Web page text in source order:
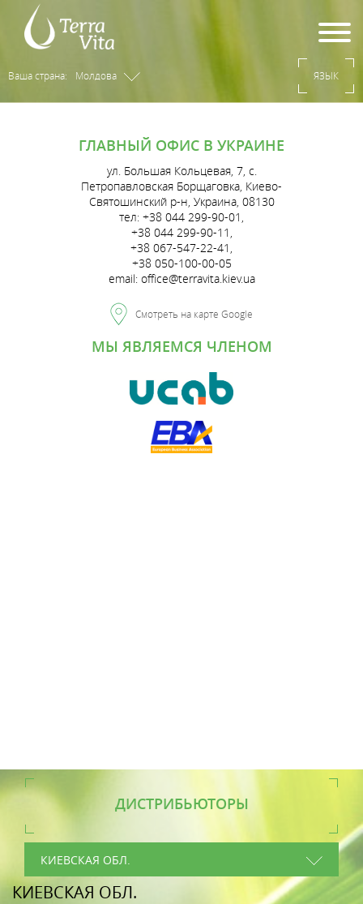
Ваша страна: Молдова ЯЗЫК
ГЛАВНЫЙ ОФИС В УКРАИНЕ
ул. Большая Кольцевая, 7, с.
Петропавловская Борщаговка, Киево-
Святошинский р-н, Украина, 08130
тел: +38 044 299-90-01,
+38 044 299-90-11,
+38 067-547-22-41,
+38 050-100-00-05
email: office@terravita.kiev.ua
Смотреть на карте Google
МЫ ЯВЛЯЕМСЯ ЧЛЕНОМ
ДИСТРИБЬЮТОРЫ
КИЕВСКАЯ ОБЛ.
КИЕВСКАЯ ОБЛ.